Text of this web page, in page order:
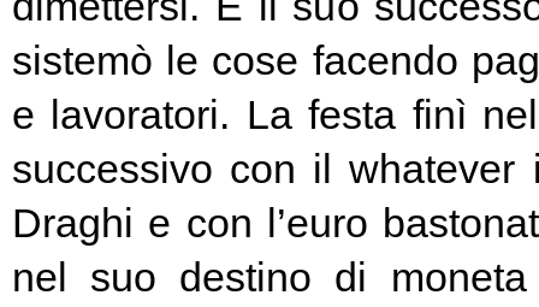
sistemò le cose facendo
e lavoratori. La festa finì
successivo con il whatever
Draghi e con l’euro
nel suo destino di